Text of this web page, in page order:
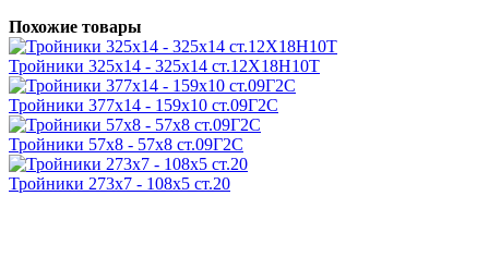
Похожие товары
Тройники 325х14 - 325х14 ст.12Х18Н10Т
Тройники 377х14 - 159х10 ст.09Г2С
Тройники 57х8 - 57х8 ст.09Г2С
Тройники 273х7 - 108х5 ст.20